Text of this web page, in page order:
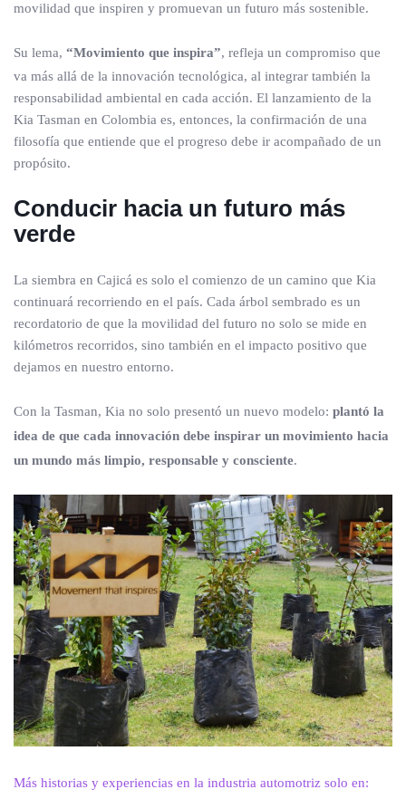
movilidad que inspiren y promuevan un futuro más sostenible.
Su lema, “Movimiento que inspira”, refleja un compromiso que
va más allá de la innovación tecnológica, al integrar también la
responsabilidad ambiental en cada acción. El lanzamiento de la
Kia Tasman en Colombia es, entonces, la confirmación de una
filosofía que entiende que el progreso debe ir acompañado de un
propósito.
Conducir hacia un futuro más
verde
La siembra en Cajicá es solo el comienzo de un camino que Kia
continuará recorriendo en el país. Cada árbol sembrado es un
recordatorio de que la movilidad del futuro no solo se mide en
kilómetros recorridos, sino también en el impacto positivo que
dejamos en nuestro entorno.
Con la Tasman, Kia no solo presentó un nuevo modelo: plantó la
idea de que cada innovación debe inspirar un movimiento hacia
un mundo más limpio, responsable y consciente.
Más historias y experiencias en la industria automotriz solo en: